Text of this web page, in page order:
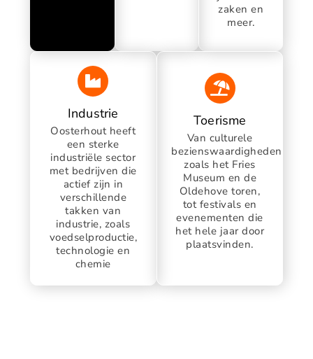
zaken en
meer.
Industrie
Oosterhout heeft
een sterke
industriële sector
met bedrijven die
actief zijn in
verschillende
takken van
industrie, zoals
voedselproductie,
technologie en
chemie
Toerisme
Van culturele
bezienswaardigheden
zoals het Fries
Museum en de
Oldehove toren,
tot festivals en
evenementen die
het hele jaar door
plaatsvinden.